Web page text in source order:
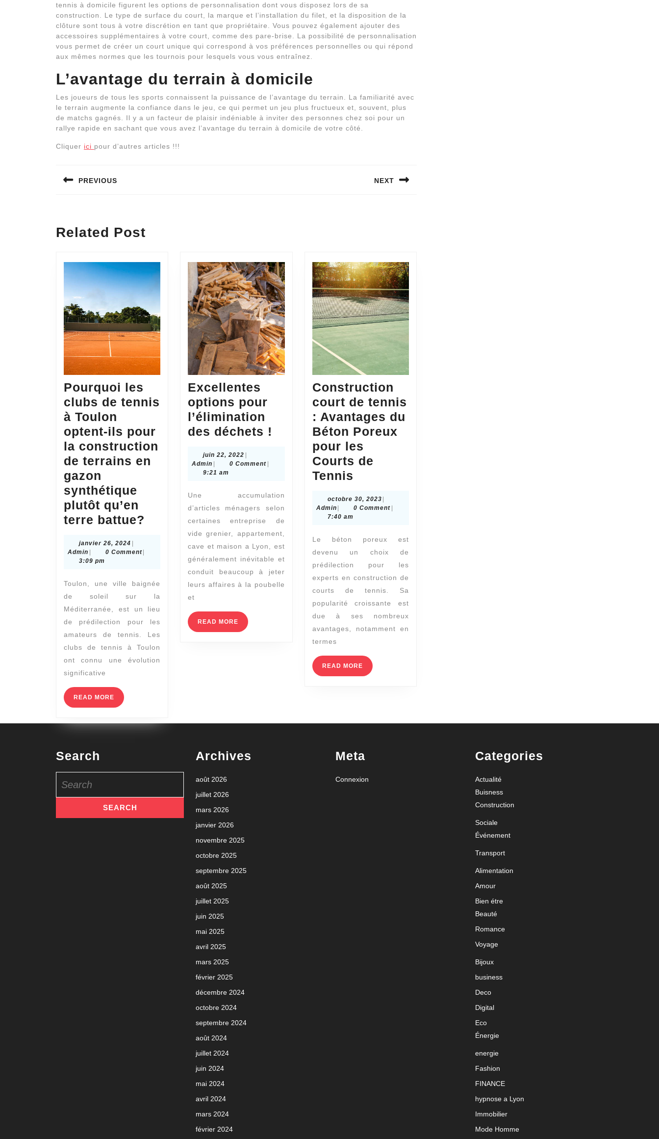
tennis à domicile figurent les options de personnalisation dont vous disposez lors de sa
construction. Le type de surface du court, la marque et l’installation du filet, et la disposition de la
clôture sont tous à votre discrétion en tant que propriétaire. Vous pouvez également ajouter des
accessoires supplémentaires à votre court, comme des pare-brise. La possibilité de personnalisation
vous permet de créer un court unique qui correspond à vos préférences personnelles ou qui répond
aux mêmes normes que les tournois pour lesquels vous vous entraînez.
L’avantage du terrain à domicile
Les joueurs de tous les sports connaissent la puissance de l’avantage du terrain. La familiarité avec
le terrain augmente la confiance dans le jeu, ce qui permet un jeu plus fructueux et, souvent, plus
de matchs gagnés. Il y a un facteur de plaisir indéniable à inviter des personnes chez soi pour un
rallye rapide en sachant que vous avez l’avantage du terrain à domicile de votre côté.
Cliquer ici pour d’autres articles !!!
PREVIOUS NEXT
Related Post
Pourquoi les
clubs de tennis
à Toulon
optent-ils pour
la construction
de terrains en
gazon
synthétique
plutôt qu’en
terre battue? Pourquoi
tennis
Toulon
optent-
ils
pour
la
en
synthétique
plutôt
terre
janvier 26, 2024 janvier
26,
|
Admin Admin
| 0 Comment|
3:09 pm
Toulon, une ville baignée
de soleil sur la
Méditerranée, est un lieu
de prédilection pour les
amateurs de tennis. Les
clubs de tennis à Toulon
ont connu une évolution
significative
READ MORE READ
MORE
Excellentes
options pour
l’élimination
des déchets ! Excellentes
options
l’élimination
des
déchets
!
juin 22, 2022 juin
22,
|
Admin Admin
| 0 Comment |
9:21 am
Une accumulation
d’articles ménagers selon
certaines entreprise de
vide grenier, appartement,
cave et maison a Lyon, est
généralement inévitable et
conduit beaucoup à jeter
leurs affaires à la poubelle
et
READ MORE READ
MORE
Construction
court de tennis
: Avantages du
Béton Poreux
pour les
Courts de
Tennis
de
tennis
Avantages
du
Béton
Poreux
pour
les
Tennis
octobre 30, 2023octobre
30,
|
AdminAdmin
| 0 Comment |
7:40 am
Le béton poreux est
devenu un choix de
prédilection pour les
experts en construction de
courts de tennis. Sa
popularité croissante est
due à ses nombreux
avantages, notamment en
termes
READ MOREREAD
MORE
Search
for:
Archives
août 2026
juillet 2026
mars 2026
janvier 2026
novembre 2025
octobre 2025
septembre 2025
août 2025
juillet 2025
juin 2025
mai 2025
avril 2025
mars 2025
février 2025
décembre 2024
octobre 2024
septembre 2024
août 2024
juillet 2024
juin 2024
mai 2024
avril 2024
mars 2024
février 2024
Meta
Connexion
Categories
Actualité
Buisness
Construction
Sociale
Événement
Transport
Alimentation
Amour
Bien étre
Beauté
Romance
Voyage
Bijoux
business
Deco
Digital
Eco
Énergie
energie
Fashion
FINANCE
hypnose a Lyon
Immobilier
Mode Homme